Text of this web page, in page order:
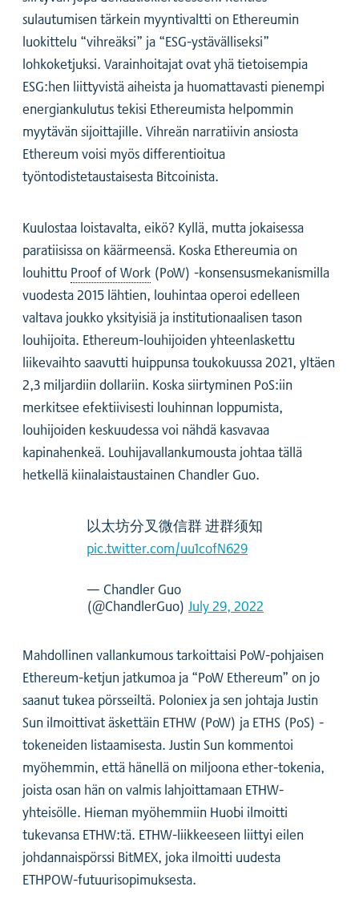
sulautumisen tärkein myyntivaltti on Ethereumin
luokittelu “vihreäksi” ja “ESG-ystävälliseksi”
lohkoketjuksi. Varainhoitajat ovat yhä tietoisempia
ESG:hen liittyvistä aiheista ja huomattavasti pienempi
energiankulutus tekisi Ethereumista helpommin
myytävän sijoittajille. Vihreän narratiivin ansiosta
Ethereum voisi myös differentioitua
työntodistetaustaisesta Bitcoinista.
Kuulostaa loistavalta, eikö? Kyllä, mutta jokaisessa
paratiisissa on käärmeensä. Koska Ethereumia on
louhittu Proof of Work (PoW) -konsensusmekanismilla
vuodesta 2015 lähtien, louhintaa operoi edelleen
valtava joukko yksityisiä ja institutionaalisen tason
louhijoita. Ethereum-louhijoiden yhteenlaskettu
liikevaihto saavutti huippunsa toukokuussa 2021, yltäen
2,3 miljardiin dollariin. Koska siirtyminen PoS:iin
merkitsee efektiivisesti louhinnan loppumista,
louhijoiden keskuudessa voi nähdä kasvavaa
kapinahenkeä. Louhijavallankumousta johtaa tällä
hetkellä kiinalaistaustainen Chandler Guo.
以太坊分叉微信群 进群须知
pic.twitter.com/uu1cofN629
— Chandler Guo
(@ChandlerGuo) July 29, 2022
Mahdollinen vallankumous tarkoittaisi PoW-pohjaisen
Ethereum-ketjun jatkumoa ja “PoW Ethereum” on jo
saanut tukea pörsseiltä. Poloniex ja sen johtaja Justin
Sun ilmoittivat äskettäin ETHW (PoW) ja ETHS (PoS) -
tokeneiden listaamisesta. Justin Sun kommentoi
myöhemmin, että hänellä on miljoona ether-tokenia,
joista osan hän on valmis lahjoittamaan ETHW-
yhteisölle. Hieman myöhemmiin Huobi ilmoitti
tukevansa ETHW:tä. ETHW-liikkeeseen liittyi eilen
johdannaispörssi BitMEX, joka ilmoitti uudesta
ETHPOW-futuurisopimuksesta.